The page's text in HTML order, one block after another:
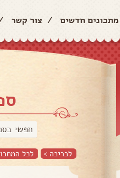
מתכונים חדשים / צור קשר
חפשי
לכריכה > לכל